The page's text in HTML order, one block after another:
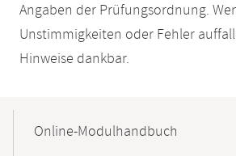
Angaben der Prüfungsordnung.
Unstimmigkeiten oder Fehler
Hinweise dankbar.
NavigationOnline-Modulhandbuch